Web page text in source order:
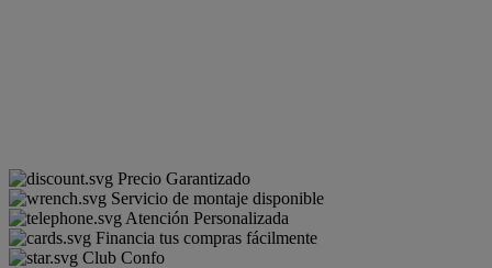
Precio Garantizado
Servicio de montaje disponible
Atención Personalizada
Financia tus compras fácilmente
Club Confo